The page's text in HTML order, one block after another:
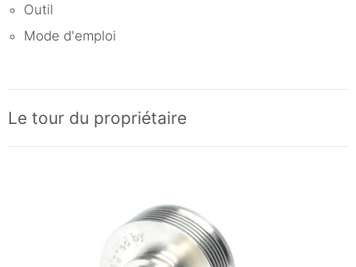
Outil
Mode d'emploi
Le tour du propriétaire